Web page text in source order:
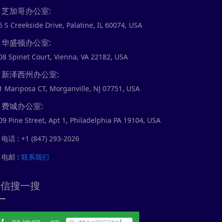
芝加哥办公室:
S Creekside Drive, Palatine, IL 60074, USA
华盛顿办公室:
Spinet Court, Vienna, VA 22182, USA
新泽西州办公室:
Mariposa CT, Morganville, NJ 07751, USA
费城办公室:
Pine Street, Apt 1, Philadelphia PA 19104, USA
电话 : +1 (847) 293-2026
电邮 : 联系我们
搜一搜